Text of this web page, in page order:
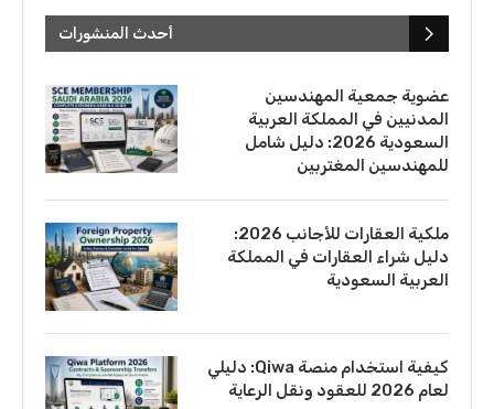
أحدث المنشورات
عضوية جمعية المهندسين
المدنيين في المملكة العربية
السعودية 2026: دليل شامل
للمهندسين المغتربين
ملكية العقارات للأجانب 2026:
دليل شراء العقارات في المملكة
العربية السعودية
كيفية استخدام منصة Qiwa: دليلي
لعام 2026 للعقود ونقل الرعاية